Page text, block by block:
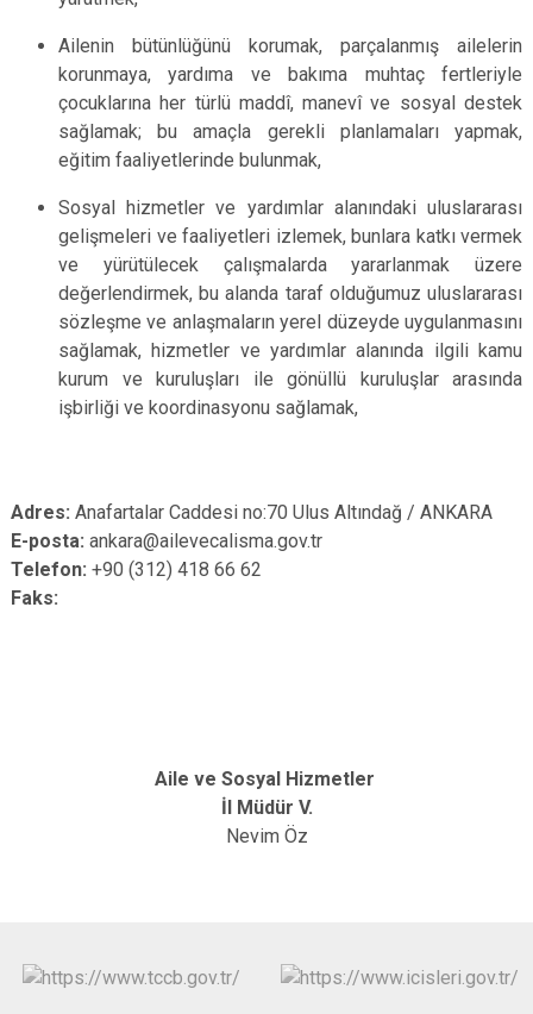
Ailenin bütünlüğünü korumak, parçalanmış ailelerin
korunmaya, yardıma ve bakıma muhtaç fertleriyle
çocuklarına her türlü maddî, manevî ve sosyal destek
sağlamak; bu amaçla gerekli planlamaları yapmak,
eğitim faaliyetlerinde bulunmak,
Sosyal hizmetler ve yardımlar alanındaki uluslararası
gelişmeleri ve faaliyetleri izlemek, bunlara katkı vermek
ve yürütülecek çalışmalarda yararlanmak üzere
değerlendirmek, bu alanda taraf olduğumuz uluslararası
sözleşme ve anlaşmaların yerel düzeyde uygulanmasını
sağlamak, hizmetler ve yardımlar alanında ilgili kamu
kurum ve kuruluşları ile gönüllü kuruluşlar arasında
işbirliği ve koordinasyonu sağlamak,
Adres: Anafartalar Caddesi no:70 Ulus Altındağ / ANKARA
E-posta: ankara@ailevecalisma.gov.tr
Telefon: +90 (312) 418 66 62
Faks:
Aile ve Sosyal Hizmetler
İl Müdür V.
Nevim Öz